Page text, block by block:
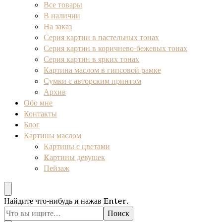
Все товары
В наличии
На заказ
Серия картин в пастельных тонах
Серия картин в коричнево-бежевых тонах
Серия картин в ярких тонах
Картина маслом в гипсовой рамке
Сумки с авторским принтом
Архив
Обо мне
Контакты
Блог
Картины маслом
Картины с цветами
Kартины девушек
Пейзаж
Ищите
что-
Найдите что-нибудь и нажав Enter.